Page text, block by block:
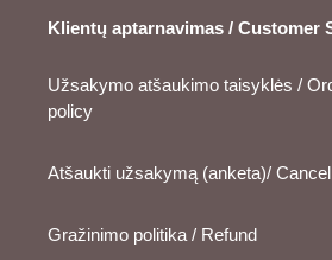
Klientų aptarnavimas / Customer
Užsakymo atšaukimo taisyklės /
policy
Atšaukti užsakymą (anketa)/
Gražinimo politika / Refund